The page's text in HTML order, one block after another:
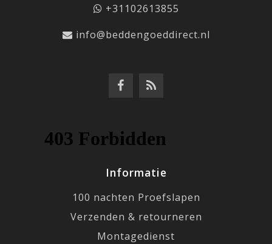
+31102613855
info@beddengoeddirect.nl
Informatie
100 nachten Proefslapen
Verzenden & retourneren
Montagedienst